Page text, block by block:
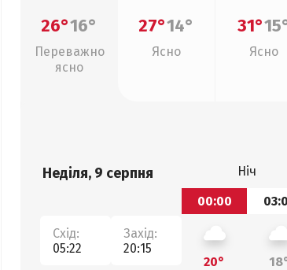
26°16°
Переважно
ясно
27°14°
Ясно
31°
Ясно
Неділя, 9 серпня
Схід:
05:22
Захід:
20:15
Ніч
00:00
20°